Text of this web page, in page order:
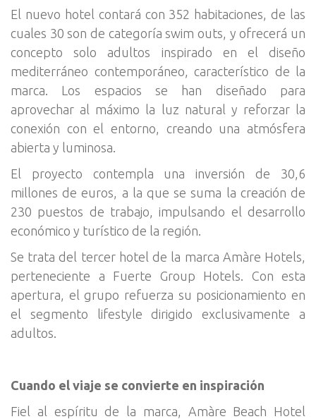
El nuevo hotel contará con 352 habitaciones, de las
cuales 30 son de categoría swim outs, y ofrecerá un
concepto solo adultos inspirado en el diseño
mediterráneo contemporáneo, característico de la
marca. Los espacios se han diseñado para
aprovechar al máximo la luz natural y reforzar la
conexión con el entorno, creando una atmósfera
abierta y luminosa.
El proyecto contempla una inversión de 30,6
millones de euros, a la que se suma la creación de
230 puestos de trabajo, impulsando el desarrollo
económico y turístico de la región.
Se trata del tercer hotel de la marca Amàre Hotels,
perteneciente a Fuerte Group Hotels. Con esta
apertura, el grupo refuerza su posicionamiento en
el segmento lifestyle dirigido exclusivamente a
adultos.
Cuando el viaje se convierte en inspiración
Fiel al espíritu de la marca, Amàre Beach Hotel